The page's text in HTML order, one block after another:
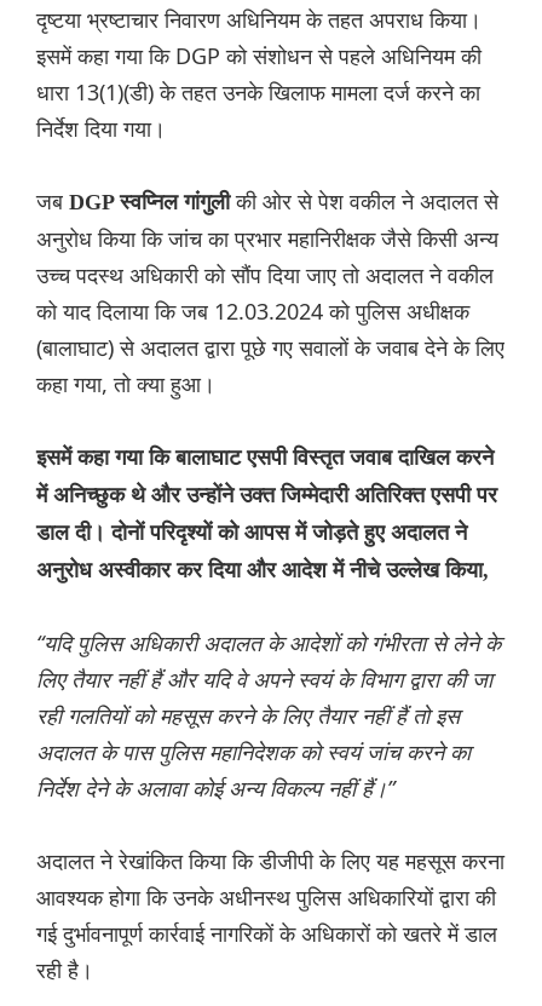
दृष्टया भ्रष्टाचार निवारण अधिनियम के तहत अपराध किया।
इसमें कहा गया कि DGP को संशोधन से पहले अधिनियम की
धारा 13(1)(डी) के तहत उनके खिलाफ मामला दर्ज करने का
निर्देश दिया गया।
जब DGP स्वप्निल गांगुलीकी ओर से पेश वकील ने अदालत से
अनुरोध किया कि जांच का प्रभार महानिरीक्षक जैसे किसी अन्य
उच्च पदस्थ अधिकारी को सौंप दिया जाए तो अदालत ने वकील
को याद दिलाया कि जब 12.03.2024 को पुलिस अधीक्षक
(बालाघाट) से अदालत द्वारा पूछे गए सवालों के जवाब देने के लिए
कहा गया, तो क्या हुआ।
इसमें कहा गया कि बालाघाट एसपी विस्तृत जवाब दाखिल करने
में अनिच्छुक थे और उन्होंने उक्त जिम्मेदारी अतिरिक्त एसपी पर
डाल दी। दोनों परिदृश्यों को आपस में जोड़ते हुए अदालत ने
अनुरोध अस्वीकार कर दिया और आदेश में नीचे उल्लेख किया,
“यदि पुलिस अधिकारी अदालत के आदेशों को गंभीरता से लेने के
लिए तैयार नहीं हैं और यदि वे अपने स्वयं के विभाग द्वारा की जा
रही गलतियों को महसूस करने के लिए तैयार नहीं हैं तो इस
अदालत के पास पुलिस महानिदेशक को स्वयं जांच करने का
निर्देश देने के अलावा कोई अन्य विकल्प नहीं हैं।”
अदालत ने रेखांकित किया कि डीजीपी के लिए यह महसूस करना
आवश्यक होगा कि उनके अधीनस्थ पुलिस अधिकारियों द्वारा की
गई दुर्भावनापूर्ण कार्रवाई नागरिकों के अधिकारों को खतरे में डाल
रही है।